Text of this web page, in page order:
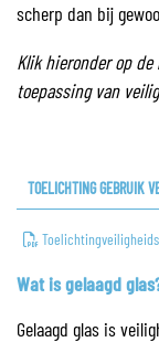
scherp dan bij
Klik hieronder op
toepassing van
TOELICHTING GEBRUIK
Wat is gelaagd
Gelaagd glas is